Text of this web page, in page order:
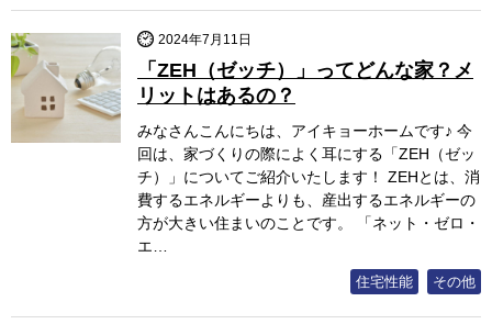
2024年7月11日
「ZEH（ゼッチ）」ってどんな家？メ
リットはあるの？
みなさんこんにちは、アイキョーホームです♪ 今
回は、家づくりの際によく耳にする「ZEH（ゼッ
チ）」についてご紹介いたします！ ZEHとは、消
費するエネルギーよりも、産出するエネルギーの
方が大きい住まいのことです。 「ネット・ゼロ・
エ…
住宅性能 その他